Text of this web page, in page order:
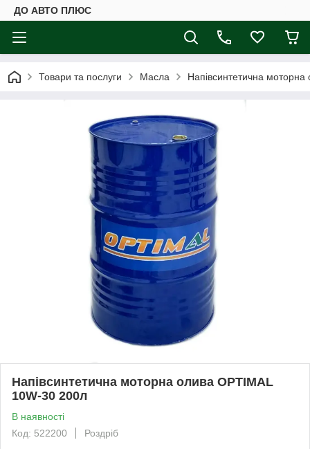
ДО АВТО ПЛЮС
Товари та послуги Масла Напівсинтетична
Напівсинтетична моторна олива OPTIMAL
10W-30 200л
В наявності
Код: 522200
Роздріб